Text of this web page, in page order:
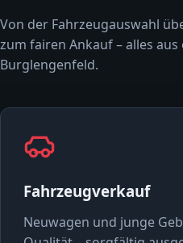
Von der Fahrzeugauswahl
zum fairen Ankauf – alles
Burglengenfeld.
Fahrzeugverkauf
Neuwagen und junge